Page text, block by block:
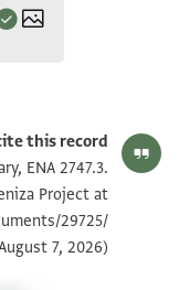
ENA 2747.3 2
بيان أذونات الصورة
this record:
ENA 2747.3.
Project at
29725/
7, 2026).